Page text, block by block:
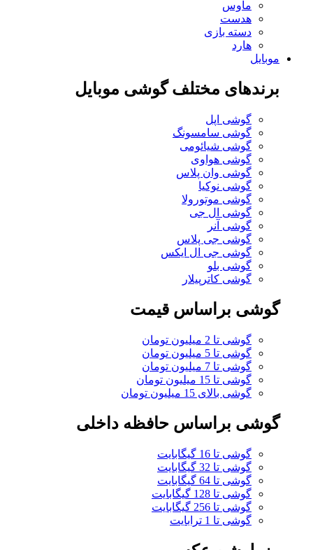
ماوس
هدست
دسته بازی
هارد
موبایل
برندهای مختلف گوشی موبایل
گوشی اپل
گوشی سامسونگ
گوشی شیائومی
گوشی هواوی
گوشی وان پلاس
گوشی نوکیا
گوشی موتورولا
گوشی ال جی
گوشی آنر
گوشی جی پلاس
گوشی جی ال ایکس
گوشی بلو
گوشی کاترپیلار
گوشی براساس قیمت
گوشی تا 2 میلیون تومان
گوشی تا 5 میلیون تومان
گوشی تا 7 میلیون تومان
گوشی تا 15 میلیون تومان
گوشی بالای 15 میلیون تومان
گوشی براساس حافظه داخلی
گوشی تا 16 گیگابایت
گوشی تا 32 گیگابایت
گوشی تا 64 گیگابایت
گوشی تا 128 گیگابایت
گوشی تا 256 گیگابایت
گوشی تا 1 ترابایت